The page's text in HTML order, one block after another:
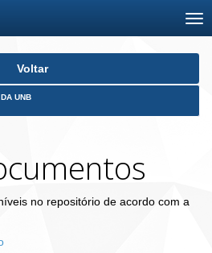
Voltar
UNB
no repositório de acordo com a